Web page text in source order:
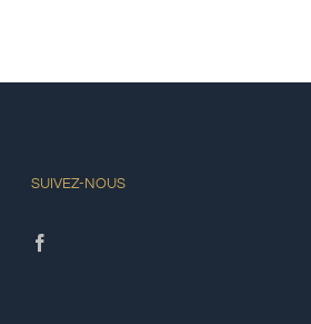
SUIVEZ-NOUS